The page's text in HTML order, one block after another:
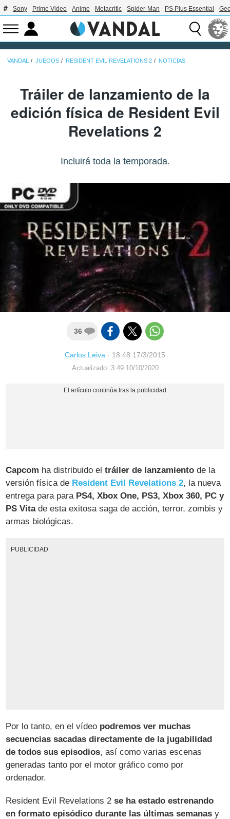
Sony Prime Video Anime Metacritic Spider-Man PS Plus Essential
VANDAL JUEGOS RESIDENT EVIL REVELATIONS 2 NOTICIAS
Tráiler de lanzamiento de la
edición física de Resident Evil
Revelations 2
Incluirá toda la temporada.
36
Carlos Leiva · 18:48 17/3/2015
Actualizado: 3:49 10/10/2020
Capcom ha distribuido eltráiler de lanzamiento de la
versión física de Resident Evil Revelations 2, la nueva
entrega para para PS4, Xbox One, PS3, Xbox 360, PC y
PS Vitade esta exitosa saga de acción, terror, zombis y
armas biológicas.
PUBLICIDAD
Por lo tanto, en el vídeo podremos ver muchas
secuencias sacadas directamente de la jugabilidad
de todos sus episodios, así como varias escenas
generadas tanto por el motor gráfico como por
ordenador.
Resident Evil Revelations 2se ha estado estrenando
en formato episódico durante las últimas semanas y